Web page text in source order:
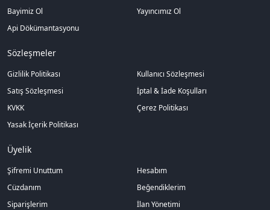
Bayimiz Ol
Yayıncımız Ol
Api Dökümantasyonu
Sözleşmeler
Gizlilik Politikası
Kullanıcı Sözleşmesi
Satış Sözleşmesi
İptal & İade Koşulları
KVKK
Çerez Politikası
Yasak İçerik Politikası
Üyelik
Şifremi Unuttum
Hesabım
Cüzdanım
Beğendiklerim
Siparişlerim
İlan Yönetimi